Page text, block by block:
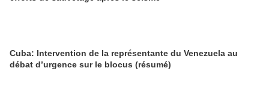
Cuba: Intervention de la représentante du Venezuela au
débat d’urgence sur le blocus (résumé)